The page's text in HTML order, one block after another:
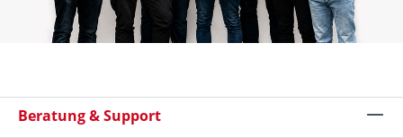
Beratung & Support